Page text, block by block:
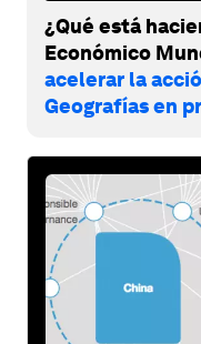
¿Qué está
Económico
acelerar la
Geografías en